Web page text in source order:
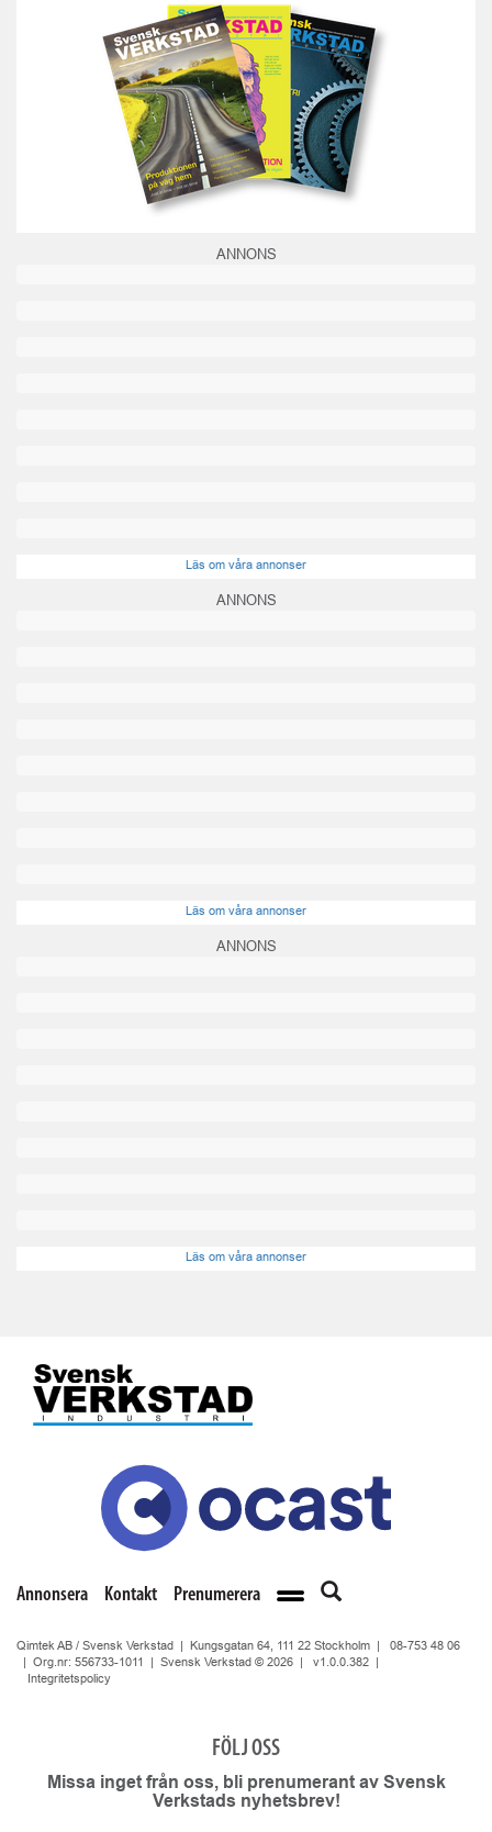
ANNONS
Läs om våra annonser
ANNONS
Läs om våra annonser
ANNONS
Läs om våra annonser
Annonsera Kontakt Prenumerera
Qimtek AB / Svensk Verkstad | Kungsgatan 64, 111 22 Stockholm | 08-753 48 06
| Org.nr: 556733-1011 | Svensk Verkstad © 2026 | v1.0.0.382
Integritetspolicy
FÖLJ OSS
Missa inget från oss, bli prenumerant av Svensk
Verkstads nyhetsbrev!